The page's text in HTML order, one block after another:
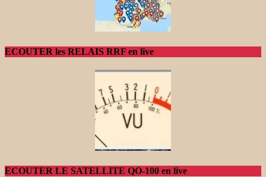
ECOUTER les RELAIS RRF en live
ECOUTER LE SATELLITE QO-100 en live